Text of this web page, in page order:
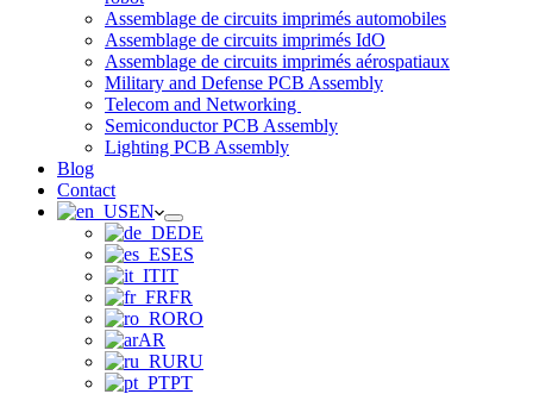
Assemblage de circuits imprimés automobiles
Assemblage de circuits imprimés IdO
Assemblage de circuits imprimés aérospatiaux
Military and Defense PCB Assembly
Telecom and Networking
Semiconductor PCB Assembly
Lighting PCB Assembly
Blog
Contact
EN
DE
ES
IT
FR
RO
AR
RU
PT